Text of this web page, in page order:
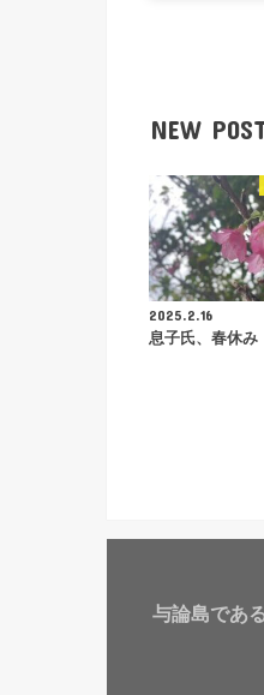
NEW
2025.2.16
息子氏、春休み
与論島であ